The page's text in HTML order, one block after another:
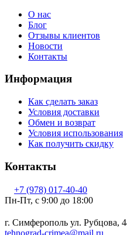
О нас
Блог
Отзывы клиентов
Новости
Контакты
Информация
Как сделать заказ
Условия доставки
Обмен и возврат
Условия использования
Как получить скидку
Контакты
+7 (978) 017-40-40
Пн-Пт, c 9:00 до 18:00
г. Симферополь ул. Рубцова,